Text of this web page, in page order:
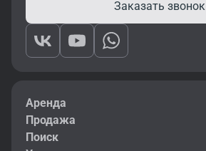
Заказать звонок
Аренда
Продажа
Поиск